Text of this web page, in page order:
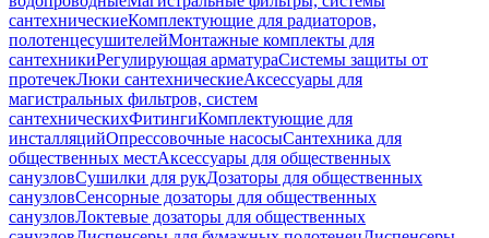
сантехническиеКомплектующие для радиаторов,
полотенцесушителейМонтажные комплекты для
сантехникиРегулирующая арматураСистемы защиты от
протечекЛюки сантехническиеАксессуары для
магистральных фильтров, систем
сантехническихФитингиКомплектующие для
инсталляцийОпрессовочные насосыСантехника для
общественных местАксессуары для общественных
санузловСушилки для рукДозаторы для общественных
санузловСенсорные дозаторы для общественных
санузловЛоктевые дозаторы для общественных